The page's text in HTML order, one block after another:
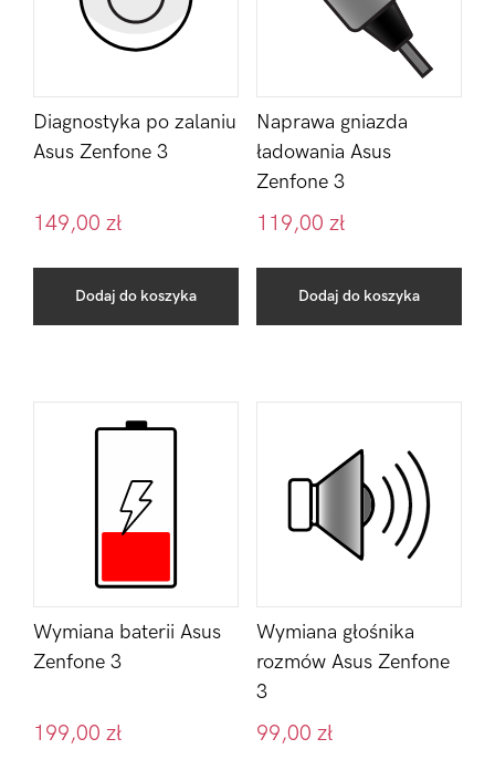
Diagnostyka po zalaniu
Asus Zenfone 3
149,00 zł
Dodaj do koszyka
Naprawa gniazda
ładowania Asus
Zenfone 3
119,00 zł
Dodaj do koszyka
Wymiana baterii Asus
Zenfone 3
199,00 zł
Wymiana głośnika
rozmów Asus Zenfone
3
99,00 zł